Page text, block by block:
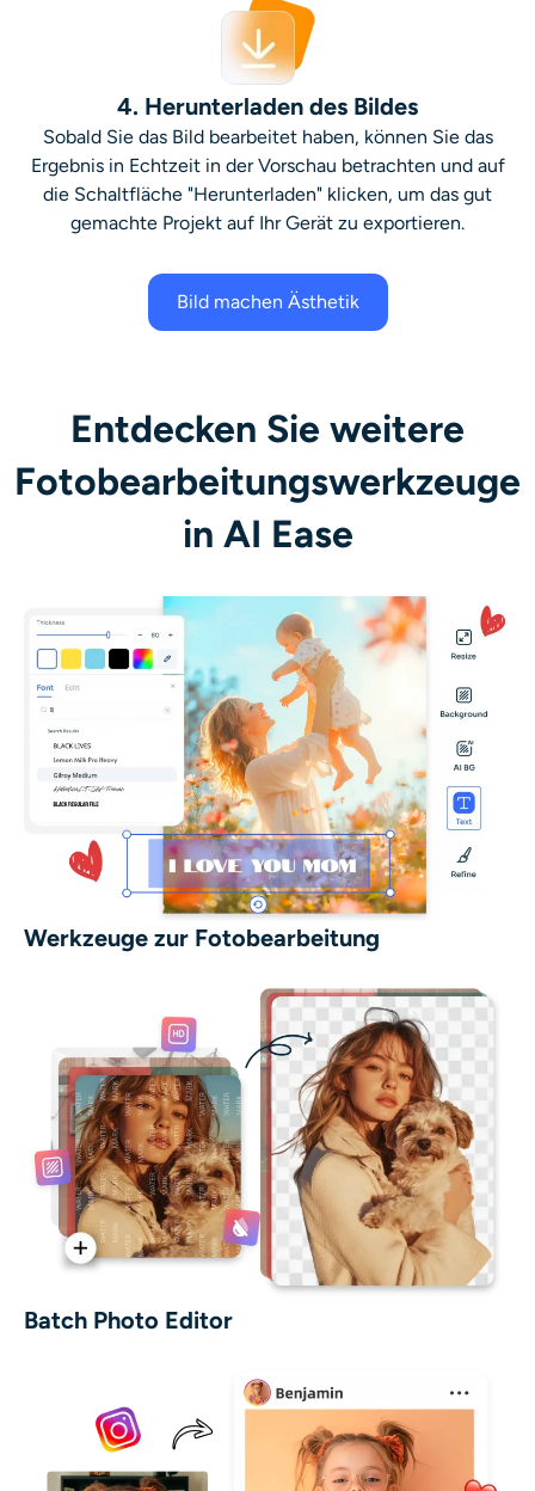
4. Herunterladen des Bildes
Sobald Sie das Bild bearbeitet haben, können Sie das
Ergebnis in Echtzeit in der Vorschau betrachten und auf
die Schaltfläche "Herunterladen" klicken, um das gut
gemachte Projekt auf Ihr Gerät zu exportieren.
Bild machen Ästhetik
Entdecken Sie weitere
Fotobearbeitungswerkzeuge
in AI Ease
Werkzeuge zur Fotobearbeitung
Batch Photo Editor